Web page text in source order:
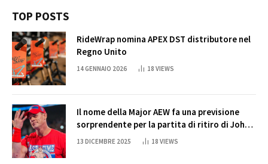
TOP POSTS
RideWrap nomina APEX DST distributore nel
Regno Unito
14 GENNAIO 2026 18 VIEWS
Il nome della Major AEW fa una previsione
sorprendente per la partita di ritiro di John
Cena
13 DICEMBRE 2025 18 VIEWS